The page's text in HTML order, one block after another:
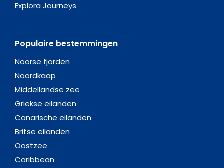
Explora Journeys
Populaire bestemmingen
Noorse fjorden
Noordkaap
Middellandse zee
Griekse eilanden
Canarische eilanden
Britse eilanden
Oostzee
Caribbean